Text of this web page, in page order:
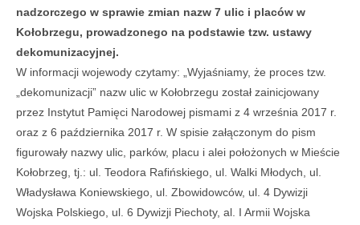
nadzorczego w sprawie zmian nazw 7 ulic i placów w
Kołobrzegu, prowadzonego na podstawie tzw. ustawy
dekomunizacyjnej.
W informacji wojewody czytamy: „Wyjaśniamy, że proces tzw.
„dekomunizacji” nazw ulic w Kołobrzegu został zainicjowany
przez Instytut Pamięci Narodowej pismami z 4 września 2017 r.
oraz z 6 października 2017 r. W spisie załączonym do pism
figurowały nazwy ulic, parków, placu i alei położonych w Mieście
Kołobrzeg, tj.: ul. Teodora Rafińskiego, ul. Walki Młodych, ul.
Władysława Koniewskiego, ul. Zbowidowców, ul. 4 Dywizji
Wojska Polskiego, ul. 6 Dywizji Piechoty, al. I Armii Wojska